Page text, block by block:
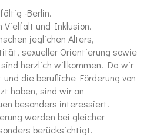
-Berlin.
Vielfalt und Inklusion.
jeglichen Alters,
sexueller Orientierung sowie
herzlich willkommen. Da wir
die berufliche Förderung von
haben, sind wir an
besonders interessiert.
werden bei gleicher
berücksichtigt.